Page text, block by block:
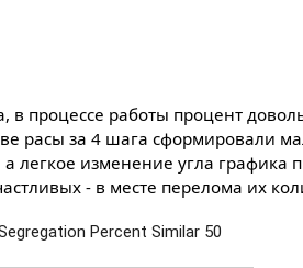
в процессе работы процент
расы за 4 шага сформировали
легкое изменение угла графика
- в месте перелома их